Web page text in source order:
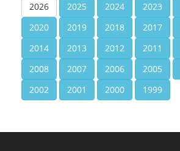
2026 2025 2024 2023
2020
2019 2018 2017
2014
2013 2012 2011
2008
2007 2006 2005
2002
2001 2000 1999